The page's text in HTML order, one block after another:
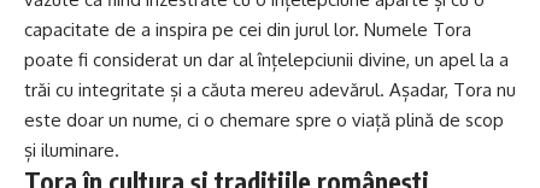
capacitate de a inspira pe cei din jurul lor. Numele Tora
poate fi considerat un dar al înțelepciunii divine, un apel la a
trăi cu integritate și a căuta mereu adevărul. Așadar, Tora nu
este doar un nume, ci o chemare spre o viață plină de scop
și iluminare.
Tora în cultura și tradițiile românești